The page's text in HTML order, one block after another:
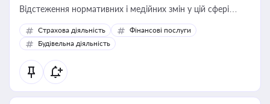
Відстеження нормативних і медійних змін у цій сфері
корисне для власника бізнесу, керівника, юриста або
бухгалтера під час оподаткування, приватизації, оренди
державного майна, корпоративних угод і перевірки
статусу суб'єктів оціночної діяльності
Страхова діяльність
Фінансові послуги
Будівельна діяльність